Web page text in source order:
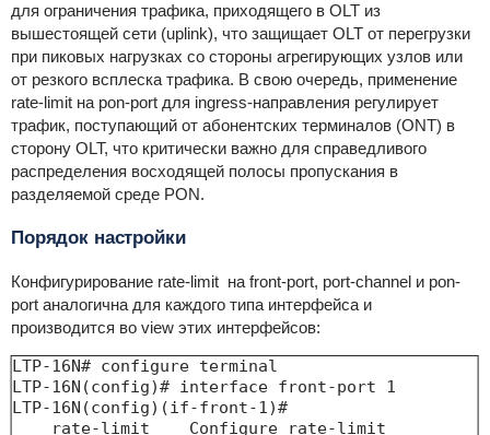
для ограничения трафика, приходящего в OLT из
вышестоящей сети (uplink), что защищает OLT от перегрузки
при пиковых нагрузках со стороны агрегирующих узлов или
от резкого всплеска трафика. В свою очередь, применение
rate-limit на pon-port для ingress-направления регулирует
трафик, поступающий от абонентских терминалов (ONT) в
сторону OLT, что критически важно для справедливого
распределения восходящей полосы пропускания в
разделяемой среде PON.
Порядок настройки
Конфигурирование rate-limit на front-port, port-chаnnel и pon-
port аналогична для каждого типа интерфейса и
производится во view этих интерфейсов:
LTP-16N# configure terminal
LTP-16N(config)# interface front-port 1
LTP-16N(config)(if-front-1)#
    rate-limit    Configure rate-limit